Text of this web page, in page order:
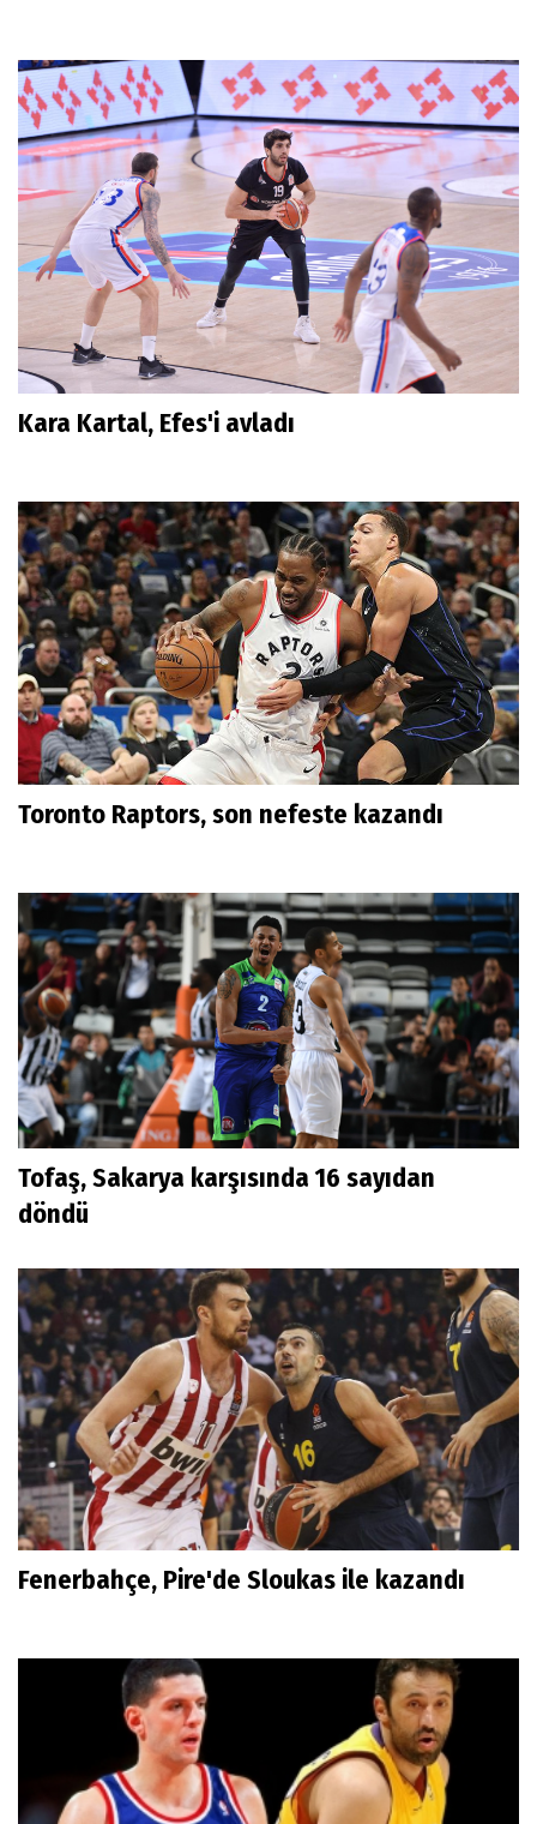
Kara Kartal, Efes'i avladı
Toronto Raptors, son nefeste kazandı
Tofaş, Sakarya karşısında 16 sayıdan
döndü
Fenerbahçe, Pire'de Sloukas ile kazandı